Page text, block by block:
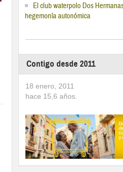
El club waterpolo Dos
hegemonía autonómica
Contigo desde 2011
18 enero, 2011
hace 15,6 años.